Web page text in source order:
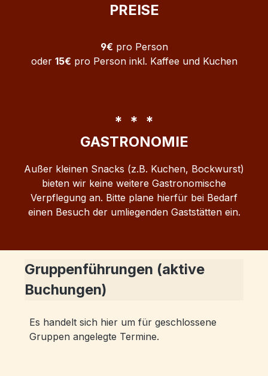
PREISE
9€ pro Person
oder 15€ pro Person inkl. Kaffee und Kuchen
* * *
GASTRONOMIE
Außer kleinen Snacks (z.B. Kuchen, Bockwurst)
bieten wir keine weitere Gastronomische
Verpflegung an. Bitte plane hierfür bei Bedarf
einen Besuch der umliegenden Gaststätten ein.
Gruppenführungen (aktive
Buchungen)
Es handelt sich hier um für geschlossene
Gruppen angelegte Termine.